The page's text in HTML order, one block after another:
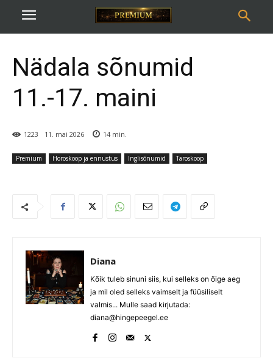
Nädala sõnumid
11.-17. maini
1223 11. mai 2026 14 min.
Premium Horoskoop ja ennustus Inglisõnumid Taroskoop
Diana
Kõik tuleb sinuni siis, kui selleks on õige aeg
ja mil oled selleks vaimselt ja füüsiliselt
valmis... Mulle saad kirjutada:
diana@hingepeegel.ee